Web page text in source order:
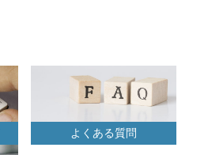
よくある質問